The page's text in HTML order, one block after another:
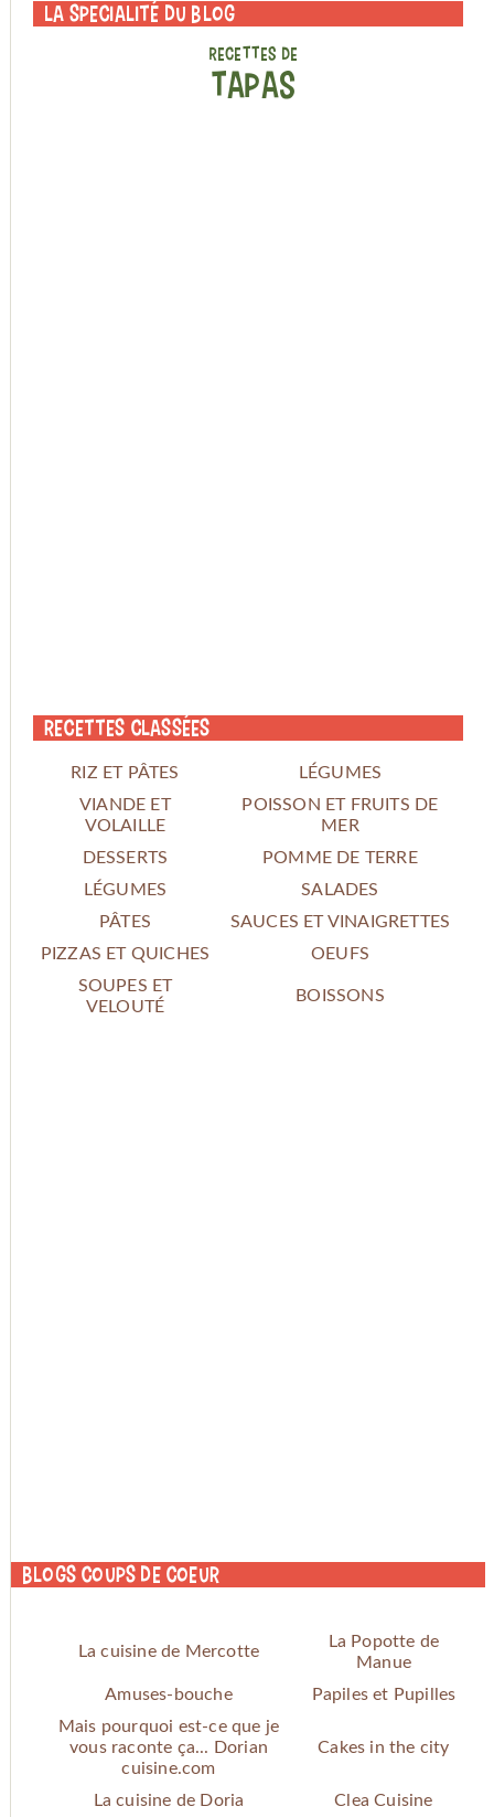
La specialité du blog
RECETTES DE
TAPAS
Recettes classées
RIZ ET PÂTES
LÉGUMES
VIANDE ET
VOLAILLE
POISSON ET FRUITS DE
MER
DESSERTS
POMME DE TERRE
LÉGUMES
SALADES
PÂTES
SAUCES ET VINAIGRETTES
PIZZAS ET QUICHES
OEUFS
SOUPES ET
VELOUTÉ
BOISSONS
Blogs coups de coeur
La cuisine de Mercotte
La Popotte de
Manue
Amuses-bouche
Papiles et Pupilles
Mais pourquoi est-ce que je
vous raconte ça... Dorian
cuisine.com
Cakes in the city
La cuisine de Doria Clea Cuisine